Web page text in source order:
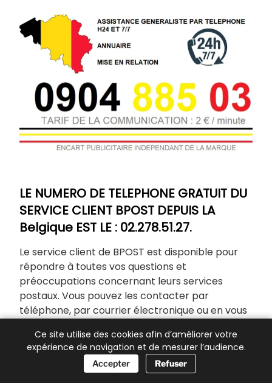
LE NUMERO DE TELEPHONE GRATUIT DU
SERVICE CLIENT BPOST DEPUIS LA
Belgique EST LE : 02.278.51.27.
Le service client de BPOST est disponible pour
répondre à toutes vos questions et
préoccupations concernant leurs services
postaux. Vous pouvez les contacter par
téléphone, par courrier électronique ou en vous
pour vous aider avec des questions sur l’envoi de
colis, le suivi des envois, les tarifs postaux, les
réclamations et bien plus encore. N’hésitez pas
Ce site utilise des cookies afin d’améliorer votre
expérience de navigation et de mesurer l’audience.
Accepter Refuser📞 Besoin d’aide ?